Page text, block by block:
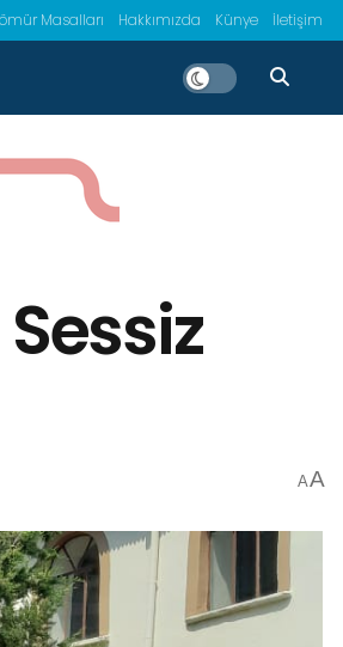
Masalları Hakkımızda Künye İletişim
AA